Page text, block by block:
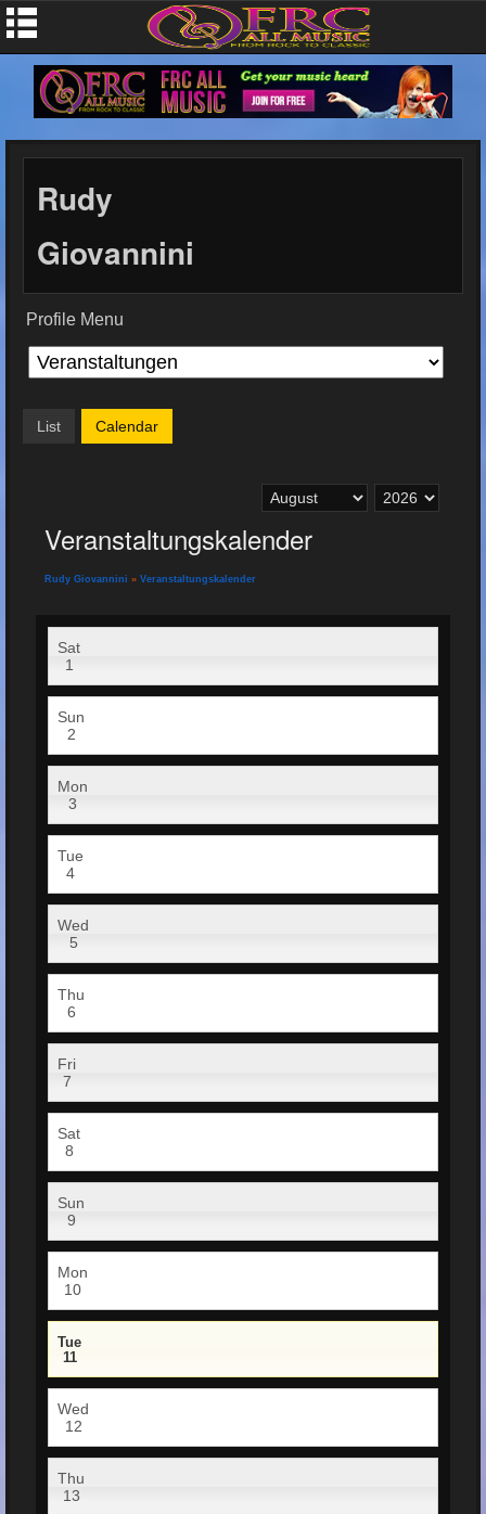
Rudy
Giovannini
Profile Menu
List Calendar
Veranstaltungskalender
Rudy Giovannini » Veranstaltungskalender
Sat
1
Sun
2
Mon
3
Tue
4
Wed
5
Thu
6
Fri
7
Sat
8
Sun
9
Mon
10
Tue
11
Wed
12
Thu
13